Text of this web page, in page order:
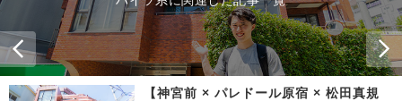
【神宮前 × パレドール原宿 × 松田真規